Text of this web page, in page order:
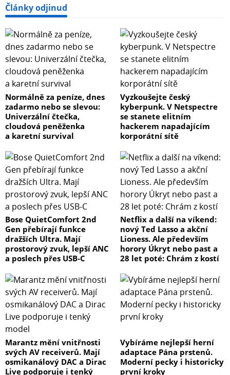
Články odjinud
Normálně za peníze, dnes
zadarmo nebo se slevou:
Univerzální čtečka,
cloudová peněženka
a karetní survival
Vyzkoušejte český
kyberpunk. V Netspectre
se stanete elitním
hackerem napadajícím
korporátní sítě
Bose QuietComfort 2nd
Gen přebírají funkce
dražších Ultra. Mají
prostorový zvuk, lepší ANC
a poslech přes USB-C
Netflix a další na víkend:
nový Ted Lasso a akční
Lioness. Ale především
horory Úkryt nebo past a
28 let poté: Chrám z kostí
Marantz mění vnitřnosti
svých AV receiverů. Mají
osmikanálový DAC a Dirac
Live podporuje i tenký
Vybíráme nejlepší herní
adaptace Pána prstenů.
Moderní pecky i historicky
první kroky